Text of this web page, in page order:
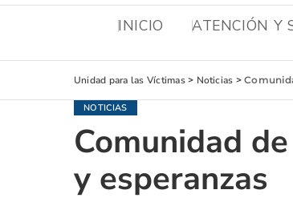
INICIO ATENCIÓN Y
Unidad para las Víctimas> Noticias >
NOTICIAS
Comunidad
y esperanzas